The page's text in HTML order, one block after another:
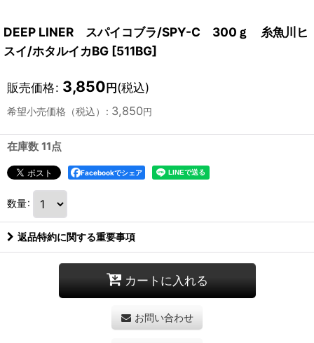
DEEP LINER スパイコブラ/SPY-C 300ｇ 糸魚川ヒ
スイ/ホタルイカBG [511BG]
販売価格: 3,850円(税込)
希望小売価格（税込） : 3,850円
在庫数 11点
Facebookでシェア
数量:
返品特約に関する重要事項
カートに入れる
お問い合わせ